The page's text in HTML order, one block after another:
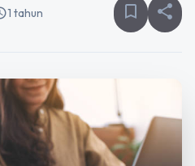
1 tahun bookmark_border share